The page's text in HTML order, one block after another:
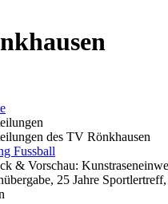
des TV Rönkhausen
Fussball
& Vorschau:
25 Jahre